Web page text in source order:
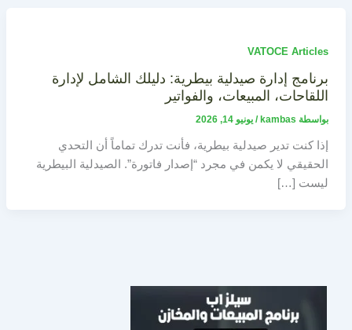
VATOCE Articles
برنامج إدارة صيدلية بيطرية: دليلك الشامل لإدارة
اللقاحات، المبيعات، والفواتير
بواسطة kambas
/ يونيو 14, 2026
إذا كنت تدير صيدلية بيطرية، فأنت تدرك تماماً أن التحدي
الحقيقي لا يكمن في مجرد “إصدار فاتورة”. الصيدلية البيطرية
ليست […]